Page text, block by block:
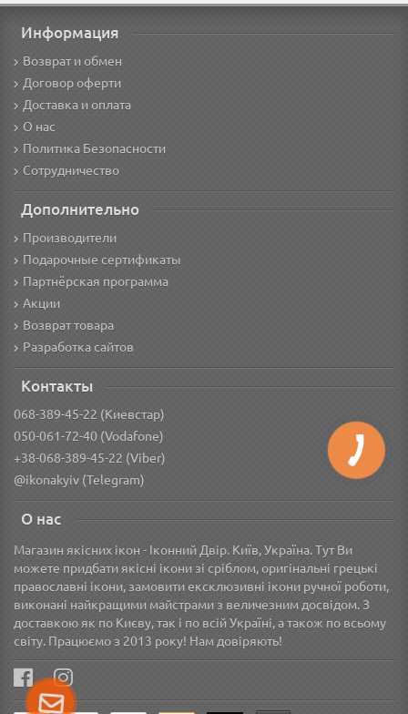
Информация
Возврат и обмен
Договор оферти
Доставка и оплата
О нас
Политика Безопасности
Сотрудничество
Дополнительно
Производители
Подарочные сертификаты
Партнёрская программа
Акции
Возврат товара
Разработка сайтов
Контакты
068-389-45-22 (Киевстар)
050-061-72-40 (Vodafone)
+38-068-389-45-22 (Viber)
@ikonakyiv (Telegram)
О нас
Магазин якісних ікон - Іконний Двір. Київ, Україна. Тут Ви
можете придбати якісні ікони зі сріблом, оригінальні грецькі
православні ікони, замовити ексклюзивні ікони ручної роботи,
виконані найкращими майстрами з величезним досвідом. З
доставкою як по Києву, так і по всій Україні, а також по всьому
світу. Працюємо з 2013 року! Нам довіряють!